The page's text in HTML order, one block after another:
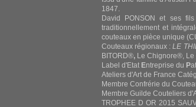
1847.
David PONSON et ses
traditionnellement et
couteaux en pièce unique
Couteaux régionaux :LE
BITORD®, Le Chignore®,
Label d'Etat Entreprise du P
Ateliers d'Art de France
Membre Confrérie du
Membre Guilde Couteliers
TROPHEE D OR 2015